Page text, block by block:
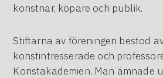
konstnär, köpare och publik.
Stiftarna av föreningen bestod
konstintresserade och
Konstakademien. Man ämnade